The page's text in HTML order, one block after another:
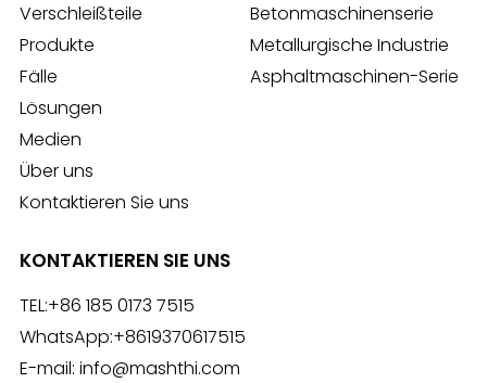
Verschleißteile
Produkte
Fälle
Lösungen
Medien
Über uns
Kontaktieren Sie uns
Betonmaschinenserie
Metallurgische Industrie
Asphaltmaschinen-Serie
KONTAKTIEREN SIE UNS
TEL:+86 185 0173 7515
WhatsApp:+8619370617515
E-mail: info@mashthi.com